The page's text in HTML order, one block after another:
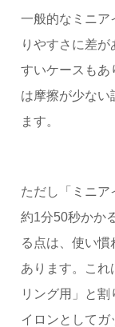
一般的なミニア
りやすさに差
すいケースもあ
は摩擦が少ない
ます。
ただし「ミニア
約1分50秒かか
る点は、使い
あります。これ
リング用」と
イロンとしてガ